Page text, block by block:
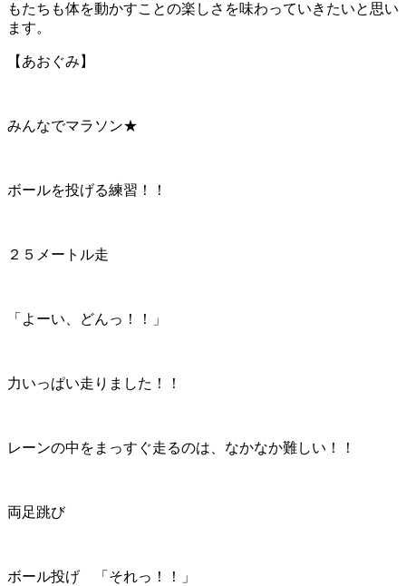
もたちも体を動かすことの楽しさを味わっていきたいと思い
ます。
【あおぐみ】
みんなでマラソン★
ボールを投げる練習！！
２５メートル走
「よーい、どんっ！！」
力いっぱい走りました！！
レーンの中をまっすぐ走るのは、なかなか難しい！！
両足跳び
ボール投げ 「それっ！！」